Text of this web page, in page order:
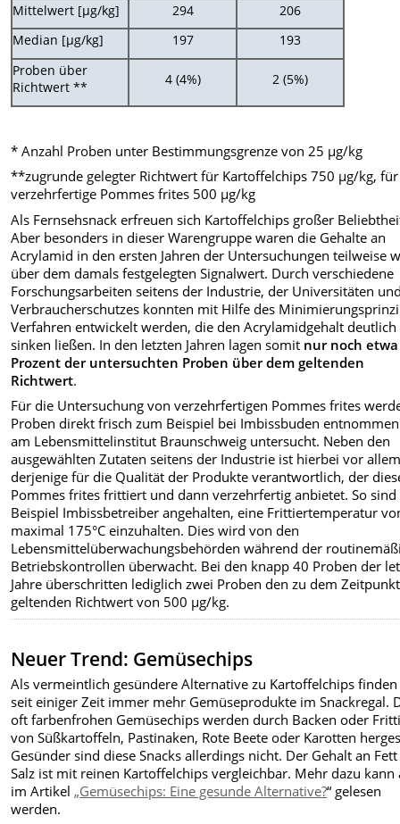
Mittelwert [µg/kg]
294
206
Median [µg/kg]
197
193
Proben über
Richtwert **
4 (4%) 2 (5%)
* Anzahl Proben unter Bestimmungsgrenze von 25 µg/kg
**zugrunde gelegter Richtwert für Kartoffelchips 750 µg/kg, für
verzehrfertige Pommes frites 500 µg/kg
Als Fernsehsnack erfreuen sich Kartoffelchips großer
Aber besonders in dieser Warengruppe waren die Gehalte an
Acrylamid in den ersten Jahren der Untersuchungen teilweise
über dem damals festgelegten Signalwert. Durch verschiedene
Forschungsarbeiten seitens der Industrie, der Universitäten
Verbraucherschutzes konnten mit Hilfe des
Verfahren entwickelt werden, die den Acrylamidgehalt deutlich
sinken ließen. In den letzten Jahren lagen somit nur noch
Prozent der untersuchten Proben über dem geltenden
Richtwert.
Für die Untersuchung von verzehrfertigen Pommes frites
Proben direkt frisch zum Beispiel bei Imbissbuden
am Lebensmittelinstitut Braunschweig untersucht. Neben den
ausgewählten Zutaten seitens der Industrie ist hierbei vor
derjenige für die Qualität der Produkte verantwortlich, der
Pommes frites frittiert und dann verzehrfertig anbietet. So
Beispiel Imbissbetreiber angehalten, eine Frittiertemperatur
maximal 175°C einzuhalten. Dies wird von den
Lebensmittelüberwachungsbehörden während der
Betriebskontrollen überwacht. Bei den knapp 40 Proben der
Jahre überschritten lediglich zwei Proben den zu dem Zeitpunkt
geltenden Richtwert von 500 µg/kg.
Neuer Trend: Gemüsechips
Als vermeintlich gesündere Alternative zu Kartoffelchips
seit einiger Zeit immer mehr Gemüseprodukte im Snackregal.
oft farbenfrohen Gemüsechips werden durch Backen oder
von Süßkartoffeln, Pastinaken, Rote Beete oder Karotten
Gesünder sind diese Snacks allerdings nicht. Der Gehalt an
Salz ist mit reinen Kartoffelchips vergleichbar. Mehr dazu kann
im Artikel„Gemüsechips: Eine gesunde Alternative?“ gelesen
werden.